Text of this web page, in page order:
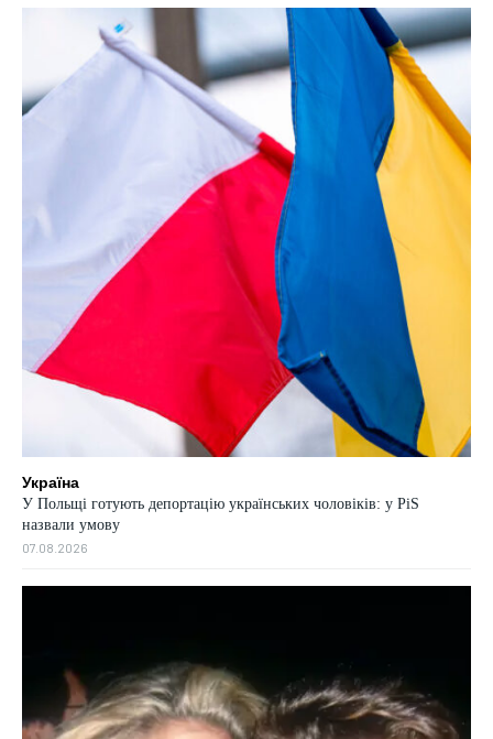
Україна
У Польщі готують депортацію українських чоловіків: у PiS
назвали умову
07.08.2026